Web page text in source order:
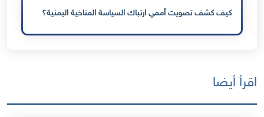
كيف كشف تصويت أممي ارتباك السياسة المناخية اليمنية؟
اقرأ أيضا